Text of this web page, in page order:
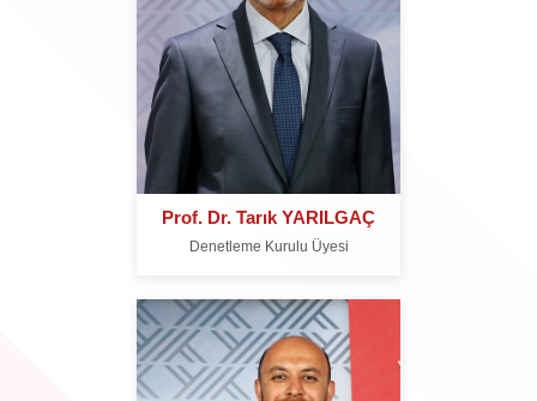
Prof. Dr. Tarık YARILGAÇ
Denetleme Kurulu Üyesi